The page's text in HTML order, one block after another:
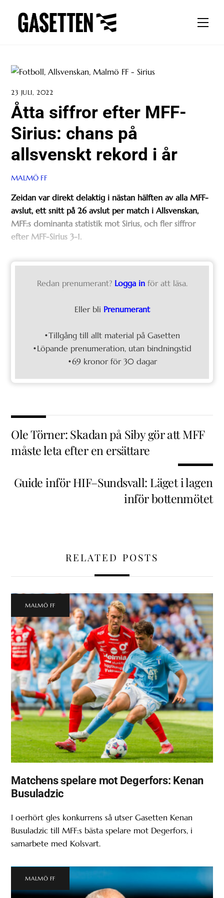
content
23 JULI, 2022
Åtta siffror efter MFF-
Sirius: chans på
allsvenskt rekord i år
MALMÖ FF
Zeidan var direkt delaktig i nästan hälften av alla MFF-
avslut, ett snitt på 26 avslut per match i Allsvenskan,
MFF:s dominanta statistik mot Sirius, och fler siffror
efter MFF-Sirius 3-1.
Redan prenumerant? Logga in för att läsa.
Eller bli Prenumerant
•Tillgång till allt material på Gasetten
•Löpande prenumeration, utan bindningstid
•69 kronor för 30 dagar
Ole Törner: Skadan på Siby gör att MFF
måste leta efter en ersättare
Guide inför HIF–Sundsvall: Läget i lagen
inför bottenmötet
RELATED POSTS
MALMÖ FF
Matchens spelare mot Degerfors: Kenan
Busuladzic
I oerhört gles konkurrens så utser Gasetten Kenan
Busuladzic till MFF:s bästa spelare mot Degerfors, i
samarbete med Kolsvart.
MALMÖ FF